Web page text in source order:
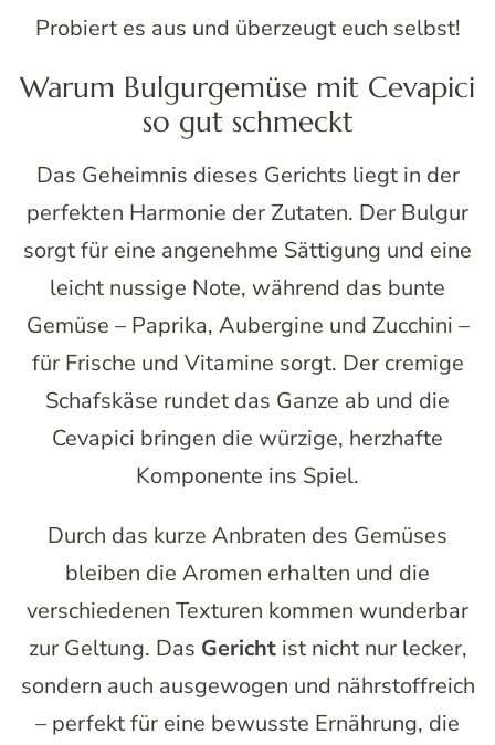
Probiert es aus und überzeugt euch selbst!
Warum Bulgurgemüse mit Cevapici
so gut schmeckt
Das Geheimnis dieses Gerichts liegt in der
perfekten Harmonie der Zutaten. Der Bulgur
sorgt für eine angenehme Sättigung und eine
leicht nussige Note, während das bunte
Gemüse – Paprika, Aubergine und Zucchini –
für Frische und Vitamine sorgt. Der cremige
Schafskäse rundet das Ganze ab und die
Cevapici bringen die würzige, herzhafte
Komponente ins Spiel.
Durch das kurze Anbraten des Gemüses
bleiben die Aromen erhalten und die
verschiedenen Texturen kommen wunderbar
zur Geltung. Das Gerichtist nicht nur lecker,
sondern auch ausgewogen und nährstoffreich
– perfekt für eine bewusste Ernährung, die